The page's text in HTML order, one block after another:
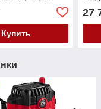
(71010-
Купить
2.4)
27